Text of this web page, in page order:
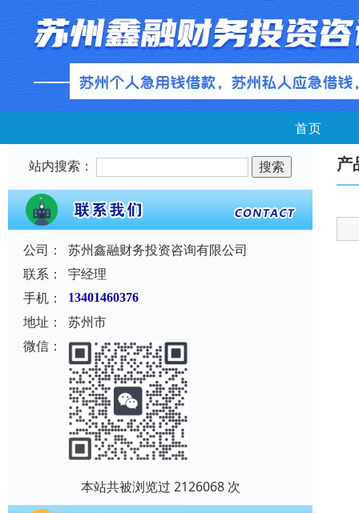
首页
站内搜索：
公司：
苏州鑫融财务投资咨询有限公司
联系：
宇经理
手机：
13401460376
地址：
苏州市
微信：
本站共被浏览过 2126068 次
产